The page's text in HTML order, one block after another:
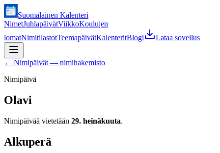
Suomalainen Kalenteri
NimetJuhlapäivätViikkoKoulujen
lomatNimitilastotTeemapäivätKalenteritBlogi Lataa sovellus
← Nimipäivät — nimihakemisto
Nimipäivä
Olavi
Nimipäivää vietetään 29. heinäkuuta.
Alkuperä